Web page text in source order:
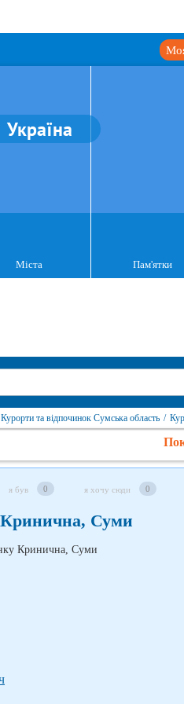
Україна
Міста Пам'ятки
Курорти та відпочинок Сумська область /
я був 0 я хочу сюди 0
Кринична, Суми